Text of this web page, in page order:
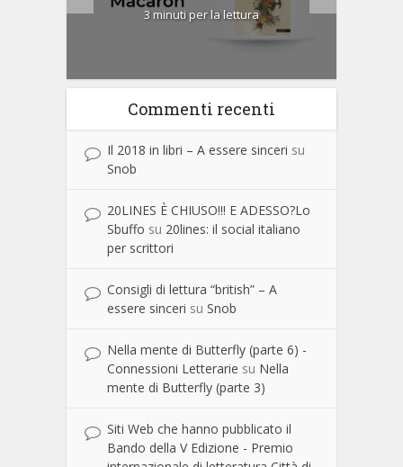
3 minuti per la lettura
Commenti recenti
Il 2018 in libri – A essere sinceri su
Snob
20LINES È CHIUSO!!! E ADESSO?Lo
Sbuffo su 20lines: il social italiano
per scrittori
Consigli di lettura “british” – A
essere sinceri su Snob
Nella mente di Butterfly (parte 6) -
Connessioni Letterarie su Nella
mente di Butterfly (parte 3)
Siti Web che hanno pubblicato il
Bando della V Edizione - Premio